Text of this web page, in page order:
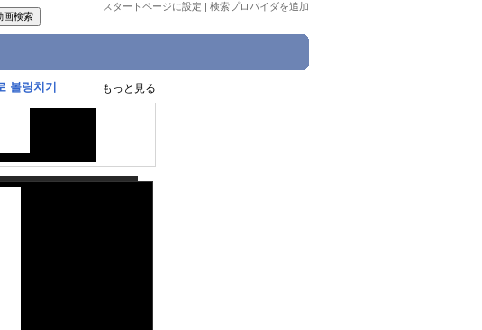
スタートページに設定 | 検索プロバイダを追加
볼링치기 もっと見る